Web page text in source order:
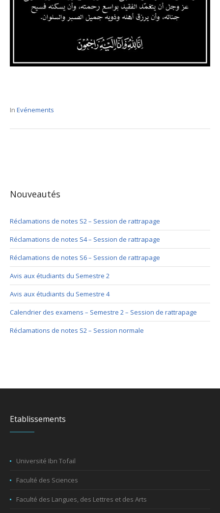
In Evénements
Nouveautés
Réclamations de notes S2 – Session de rattrapage
Réclamations de notes S4 – Session de rattrapage
Réclamations de notes S6 – Session de rattrapage
Avis aux étudiants du Semestre 2
Avis aux étudiants du Semestre 4
Calendrier des examens – Semestre 2 – Session de rattrapage
Réclamations de notes S2 – Session normale
Etablissements
Université Ibn Tofail
Faculté des Sciences
Faculté des Langues, des Lettres et des Arts